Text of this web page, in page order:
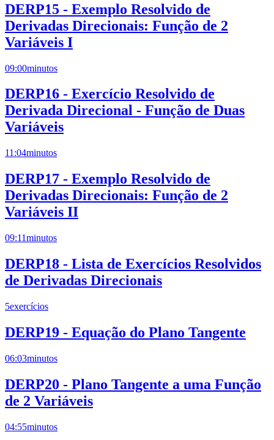
DERP15 - Exemplo Resolvido de
Derivadas Direcionais: Função de 2
Variáveis I
09:00minutos
DERP16 - Exercício Resolvido de
Derivada Direcional - Função de Duas
Variáveis
11:04minutos
DERP17 - Exemplo Resolvido de
Derivadas Direcionais: Função de 2
Variáveis II
09:11minutos
DERP18 - Lista de Exercícios Resolvidos
de Derivadas Direcionais
5exercícios
DERP19 - Equação do Plano Tangente
06:03minutos
DERP20 - Plano Tangente a uma Função
de 2 Variáveis
04:55minutos